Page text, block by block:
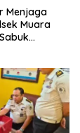
Menjaga
Muara